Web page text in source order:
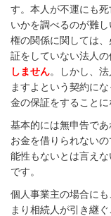
す。本人が不運にも
いかを調べるのが難
権の関係に関しては
証をしていない法人
しません。しかし、
ますよという契約に
金の保証をすることに
基本的には無申告で
お金を借りられない
能性もないとは言え
です。
個人事業主の場合に
まり相続人が引き継